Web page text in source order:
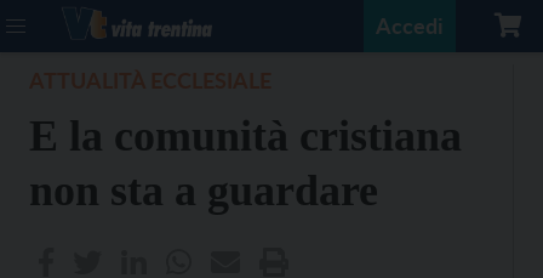
Accedi
E la comunità cristiana
non sta a guardare